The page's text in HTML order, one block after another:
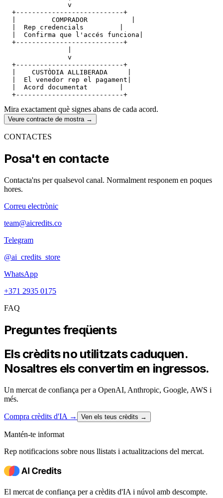
                v
  +---------------------------+
  |         COMPRADOR           |
  |  Rep credencials         |
  |  Confirma que l'accés funciona|
  +---------------------------+
                v
  +---------------------------+
  |    CUSTÒDIA ALLIBERADA     |
  |  El venedor rep el pagament|
  |  Acord documentat        |
Mira exactament què signes abans de cada acord.
Veure contracte de mostra →
CONTACTES
Posa't en contacte
Contacta'ns per qualsevol canal. Normalment responem en poques
hores.
Correu electrònic
team@aicredits.co
Telegram
@ai_credits_store
WhatsApp
+371 2935 0175
FAQ
Preguntes freqüents
Els crèdits no utilitzats caduquen.
Nosaltres els convertim en ingressos.
Un mercat de confiança per a OpenAI, Anthropic, Google, AWS i
més.
Compra crèdits d'IA → Ven els teus crèdits →
Mantén-te informat
Rep notificacions sobre nous llistats i actualitzacions del mercat.
El mercat de confiança per a crèdits d'IA i núvol amb descompte.